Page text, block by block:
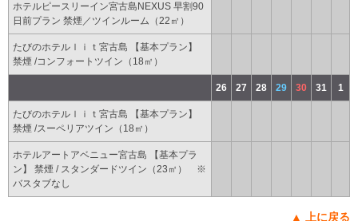
ホテルピースリーイン宮古島NEXUS 早割90
日前プラン 禁煙／ツインルーム（22㎡）
たびのホテルｌｉｔ宮古島 【基本プラン】
禁煙 /コンフォートツイン（18㎡）
26 27 28 29 30 31 1
たびのホテルｌｉｔ宮古島 【基本プラン】
禁煙 /スーペリアツイン（18㎡）
ホテルアートアベニュー宮古島 【基本プラ
ン】 禁煙 / スタンダードツイン（23㎡） ※
バスタブなし
▲ 上に戻る